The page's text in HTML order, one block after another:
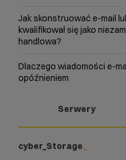
Jak skonstruować e-mail
kwalifikował się jako
handlowa?
Dlaczego wiadomości e-
opóźnieniem
Serwery
cyber_Storage